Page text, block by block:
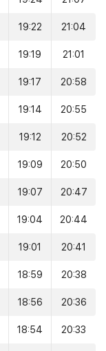
19:22 21:04
19:19 21:01
19:17 20:58
19:14 20:55
19:12 20:52
19:09 20:50
19:07 20:47
19:04 20:44
19:01 20:41
18:59 20:38
18:56 20:36
18:54 20:33